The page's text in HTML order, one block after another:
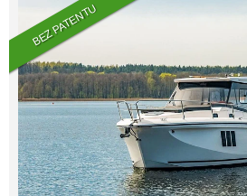
BEZ PATENTU